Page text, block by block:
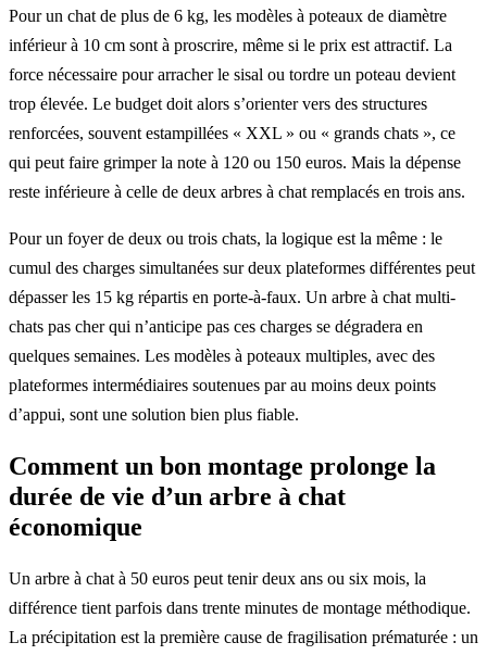
Pour un chat de plus de 6 kg, les modèles à poteaux de diamètre
inférieur à 10 cm sont à proscrire, même si le prix est attractif. La
force nécessaire pour arracher le sisal ou tordre un poteau devient
trop élevée. Le budget doit alors s’orienter vers des structures
renforcées, souvent estampillées « XXL » ou « grands chats », ce
qui peut faire grimper la note à 120 ou 150 euros. Mais la dépense
reste inférieure à celle de deux arbres à chat remplacés en trois ans.
Pour un foyer de deux ou trois chats, la logique est la même : le
cumul des charges simultanées sur deux plateformes différentes peut
dépasser les 15 kg répartis en porte-à-faux. Un arbre à chat multi-
chats pas cher qui n’anticipe pas ces charges se dégradera en
quelques semaines. Les modèles à poteaux multiples, avec des
plateformes intermédiaires soutenues par au moins deux points
d’appui, sont une solution bien plus fiable.
Comment un bon montage prolonge la
durée de vie d’un arbre à chat
économique
Un arbre à chat à 50 euros peut tenir deux ans ou six mois, la
différence tient parfois dans trente minutes de montage méthodique.
La précipitation est la première cause de fragilisation prématurée : un